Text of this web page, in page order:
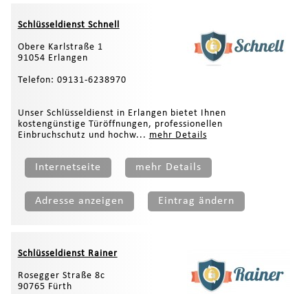
Schlüsseldienst Schnell
Obere Karlstraße 1
91054 Erlangen
Telefon: 09131-6238970
Unser Schlüsseldienst in Erlangen bietet Ihnen
kostengünstige Türöffnungen, professionellen
Einbruchschutz und hochw... mehr Details
Internetseite mehr Details
Adresse anzeigen Eintrag ändern
Schlüsseldienst Rainer
Rosegger Straße 8c
90765 Fürth